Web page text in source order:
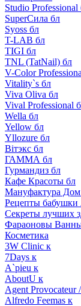
Studio Professional
SuperСила бл
Syoss бл
T-LAB бл
TIGI бл
TNL (TatNail) бл
V-Color
Vitality`s бл
Viva Oliva бл
Vival Professional
Wella бл
Yellow бл
Yllozure бл
Вiтэкс бл
ГАММА бл
Гурмандиз бл
Кафе Красоты бл
Мануфактура
Рецепты бабушки
Секреты лучших
Фараоновы
Косметика
3W Clinic к
7Days к
A`pieu к
AboutU к
Agent Provocateur
Alfredo Feemas к